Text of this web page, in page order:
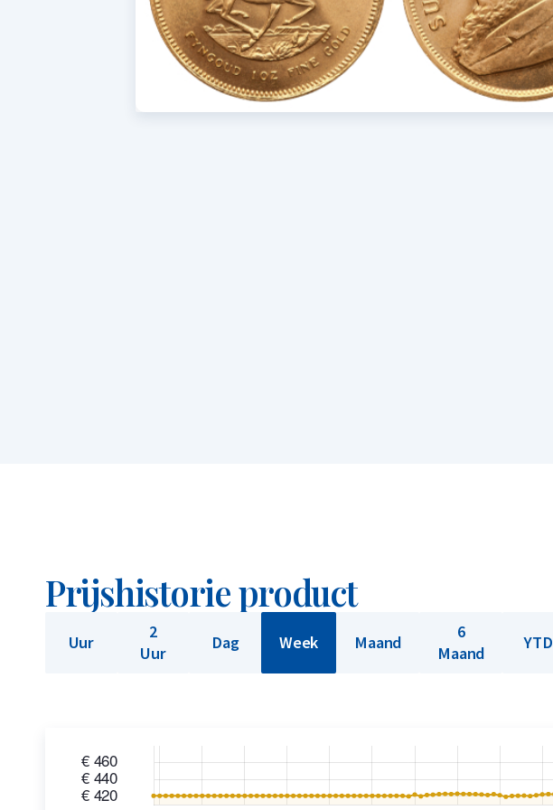
kopje ‘verkopen aan ons’ kunt u zien wat wij voor de munt betalen.
Prijshistorie product
Uur
2
Uur
Dag Week Maand
6
Maand
YTD